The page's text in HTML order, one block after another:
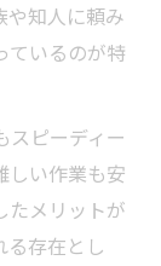
や知人に頼み
ているのが特
スピーディー
しい作業も安
たメリットが
る存在とし